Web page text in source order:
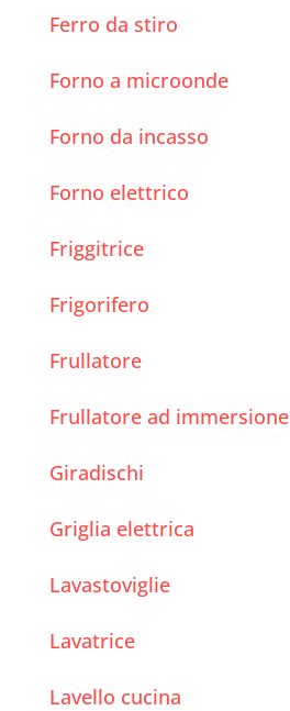
Ferro da stiro
Forno a microonde
Forno da incasso
Forno elettrico
Friggitrice
Frigorifero
Frullatore
Frullatore ad immersione
Giradischi
Griglia elettrica
Lavastoviglie
Lavatrice
Lavello cucina